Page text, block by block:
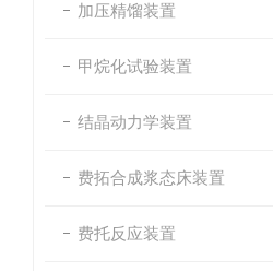
加压精馏装置
甲烷化试验装置
结晶动力学装置
费拓合成浆态床装置
费托反应装置